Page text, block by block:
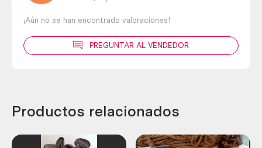
¡Aún no se han encontrado valoraciones!
PREGUNTAR AL VENDEDOR
Productos relacionados